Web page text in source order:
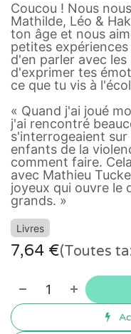
Coucou ! Nous
Mathilde, Léo &
ton âge et nous
petites
d'en parler avec
d'exprimer tes
ce que tu vis à
« Quand j'ai joué
j'ai rencontré
s'interrogeaient sur
enfants de la
comment faire.
avec Mathieu
joyeux qui ouvre le
grands. »
Livres
7,64 €(Toutes